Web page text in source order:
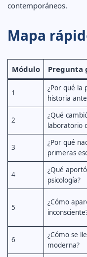
contemporáneos.
Mapa
Módulo Pregunta
1
¿Por qué la
historia
2
¿Qué
laboratorio
3
¿Por qué
primeras
4
¿Qué
psicología?
5
¿Cómo
6
¿Cómo se
moderna?